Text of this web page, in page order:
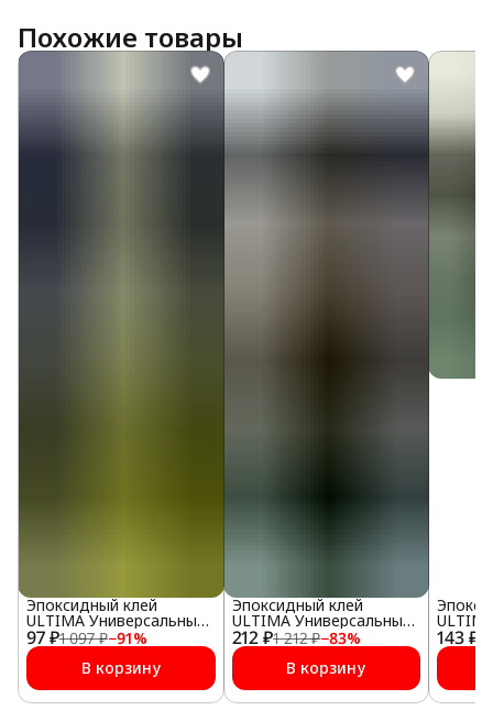
Похожие товары
97 ₽1 097 ₽−91%
Эпоксидный клей
ULTIMA Универсальный
двухкомпонентный,
черный
В корзину
212 ₽1 212 ₽−83%
Эпоксидный клей
ULTIMA Универсальный,
140 г.
В корзину
143 ₽